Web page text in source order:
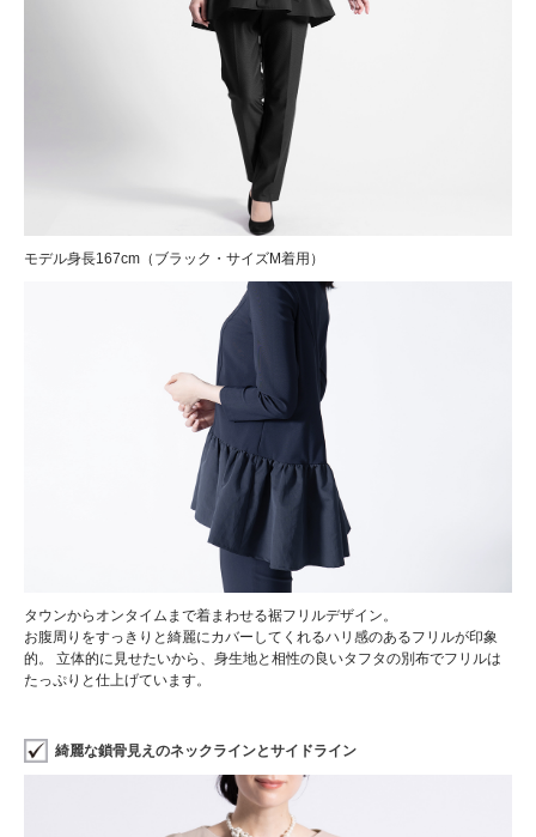
モデル身長167cm（ブラック・サイズM着用）
タウンからオンタイムまで着まわせる裾フリルデザイン。
お腹周りをすっきりと綺麗にカバーしてくれるハリ感のあるフリルが印象
的。 立体的に見せたいから、身生地と相性の良いタフタの別布でフリルは
たっぷりと仕上げています。
綺麗な鎖骨見えのネックラインとサイドライン